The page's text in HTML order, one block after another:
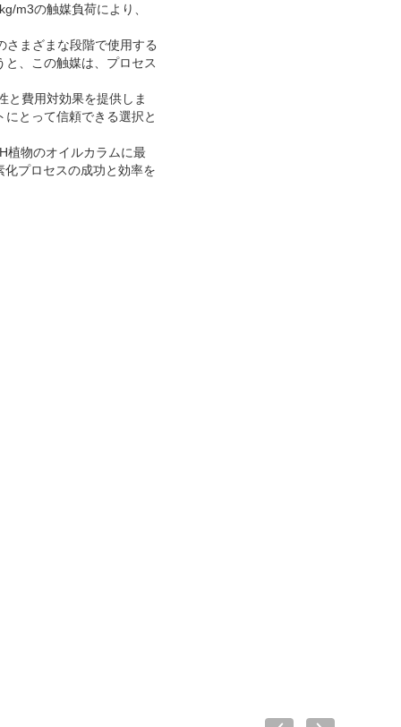
m3の触媒負荷により、
さまざまな段階で使用する
、この触媒は、プロセス
と費用対効果を提供しま
とって信頼できる選択と
植物のオイルカラムに最
プロセスの成功と効率を